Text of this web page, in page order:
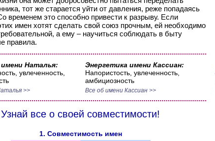
тот же старается уйти от давления, реже попадаясь
временем это способно привести к разрыву. Если
имен хотят сделать свой союз прочным, ей необходимо
а ему – научиться соблюдать в быту
правила.
Наталья:
увлеченность,
>>
Энергетика имени Кассиан:
Напористость, увлеченность,
амбициозность
Все об имени Кассиан >>
Узнай все о своей совместимости!
1. Совместимость имен